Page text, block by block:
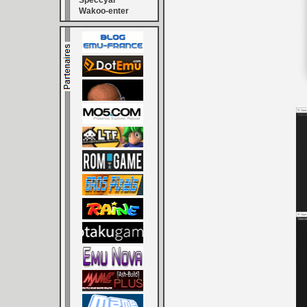
Wakoo-enter